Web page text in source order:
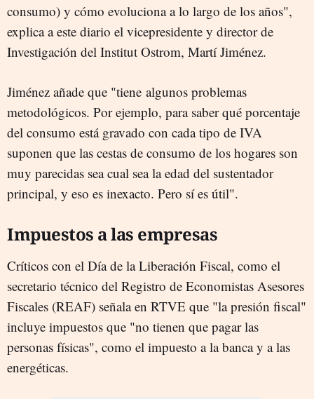
consumo) y cómo evoluciona a lo largo de los años",
explica a este diario el vicepresidente y director de
Investigación del Institut Ostrom, Martí Jiménez.
Jiménez añade que "tiene algunos problemas
metodológicos. Por ejemplo, para saber qué porcentaje
del consumo está gravado con cada tipo de IVA
suponen que las cestas de consumo de los hogares son
muy parecidas sea cual sea la edad del sustentador
principal, y eso es inexacto. Pero sí es útil".
Impuestos a las empresas
Críticos con el Día de la Liberación Fiscal, como el
secretario técnico del Registro de Economistas Asesores
Fiscales (REAF) señala en RTVE que "la presión fiscal"
incluye impuestos que "no tienen que pagar las
personas físicas", como el impuesto a la banca y a las
energéticas.